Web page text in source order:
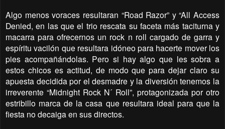
Algo menos voraces resultaran “Road Razor” y “All Access
Denied, en las que el trio rescata su faceta más taciturna y
macarra para ofrecernos un rock n roll cargado de garra y
espíritu vacilón que resultara idóneo para hacerte mover los
pies acompañándolas. Pero si hay algo que les sobra a
estos chicos es actitud, de modo que para dejar claro su
apuesta decidida por el desmadre y la diversión tenemos la
irreverente “Midnight Rock N´ Roll”, protagonizada por otro
estribillo marca de la casa que resultara ideal para que la
fiesta no decaiga en sus directos.